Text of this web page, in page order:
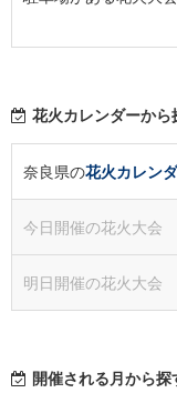
花火カレンダーから
奈良県の花火カレン
今日開催の花火大会
明日開催の花火大会
開催される月から探